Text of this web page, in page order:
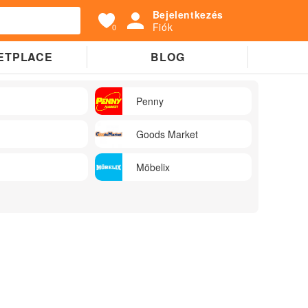
0
Bejelentkezés
Fiók
BLOG
Penny
Goods Market
Möbelix